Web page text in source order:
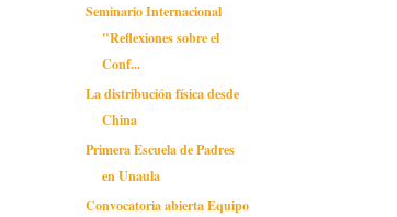
Seminario Internacional
"Reflexiones sobre el
Conf...
La distribución física desde
China
Primera Escuela de Padres
en Unaula
Convocatoria abierta Equipo